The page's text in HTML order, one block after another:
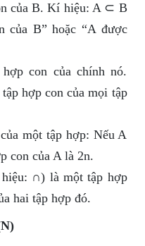
của B. Kí hiệu: A ⊂ B
của B” hoặc “A được
con của chính nó.
hợp con của mọi tập
một tập hợp: Nếu A
con của A là 2n.
∩) là một tập hợp
hai tập hợp đó.